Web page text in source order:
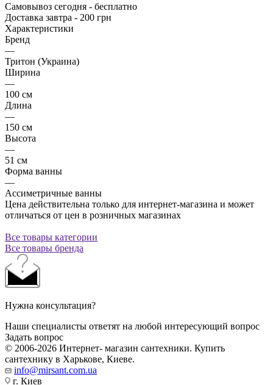
Самовывоз сегодня - бесплатно
Доставка завтра - 200 грн
Характеристики
Бренд
—
Тритон (Украина)
Ширина
—
100 см
Длина
—
150 см
Высота
—
51 см
Форма ванны
—
Ассиметричные ванны
Цена действительна только для интернет-магазина и может
отличаться от цен в розничных магазинах
Все товары категории
Все товары бренда
Нужна консультация?
Наши специалисты ответят на любой интересующий вопрос
Задать вопрос
© 2006-2026 Интернет- магазин сантехники. Купить
сантехнику в Харькове, Киеве.
info@mirsant.com.ua
г. Киев